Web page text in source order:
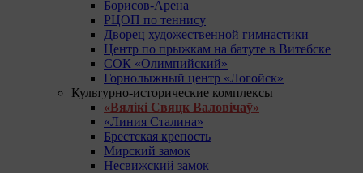
Борисов-Арена
РЦОП по теннису
Дворец художественной гимнастики
Центр по прыжкам на батуте в Витебске
СОК «Олимпийский»
Горнолыжный центр «Логойск»
Культурно-исторические комплексы
«Вялікі Свяцк Валовічаў»
«Линия Сталина»
Брестская крепость
Мирский замок
Несвижский замок